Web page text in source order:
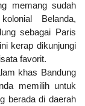
memang sudah
Belanda,
sebagai Paris
kerap dikunjungi
favorit.
khas Bandung
memilih untuk
berada di daerah